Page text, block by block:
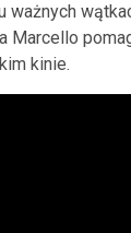
ważnych
kinie.